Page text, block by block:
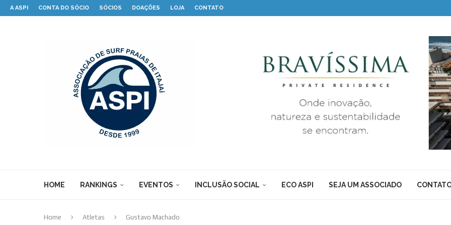
A ASPI CONTA DO SÓCIO SÓCIOS DOAÇÕES LOJA CONTATO
HOME RANKINGS EVENTOS INCLUSÃO SOCIAL ECO ASPI SEJA UM ASSOCIADO
Home Atletas Gustavo Machado